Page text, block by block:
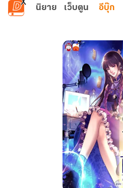
ข้ามไปยังเนื้อหาหลัก
นิยาย เว็บตูน อีบุ๊ก